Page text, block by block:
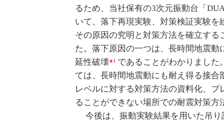
るため、当社保有の3次元振動台「
いて、落下再現実験、対策検証実験を
その原因の究明と対策方法を確立する
た。落下原因の一つは、長時間地震動
延性破壊
であることがわかりました
ては、長時間地震動にも耐え得る接合
レベルに対する対策方法の資料化、ブ
ることができない場所での耐震対策方
今後は、振動実験結果を用いた吊り